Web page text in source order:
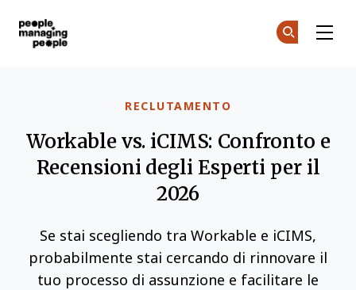
RECLUTAMENTO
Workable vs. iCIMS: Confronto e
Recensioni degli Esperti per il
2026
Se stai scegliendo tra Workable e iCIMS,
probabilmente stai cercando di rinnovare il
tuo processo di assunzione e facilitare le